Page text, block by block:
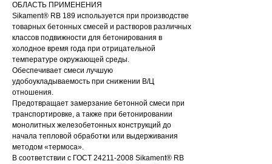
ОБЛАСТЬ ПРИМЕНЕНИЯ
Sikament® RB 189 используется при производстве
товарных бетонных смесей и растворов различных
классов подвижности для бетонирования в
холодное время года при отрицательной
температуре окружающей среды.
Обеспечивает смеси лучшую
удобоукладываемость при снижении В/Ц
отношения.
Предотвращает замерзание бетонной смеси при
транспортировке, а также при бетонировании
монолитных железобетонных конструкций до
начала тепловой обработки или выдерживания
методом «термоса».
В соответствии с ГОСТ 24211-2008 Sikament® RB